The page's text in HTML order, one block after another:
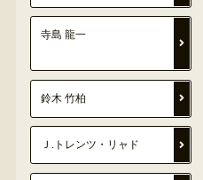
寺島 龍一
鈴木 竹柏
Ｊ.トレンツ・リャド